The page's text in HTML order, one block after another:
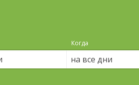
Когда
на все дни